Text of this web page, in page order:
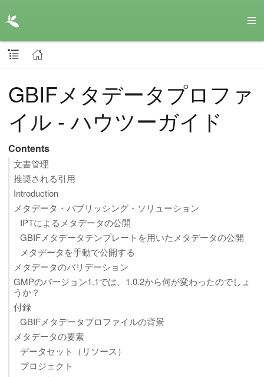
GBIFメタデータプロファ
イル - ハウツーガイド
Contents
文書管理
推奨される引用
Introduction
メタデータ・パブリッシング・ソリューション
IPTによるメタデータの公開
GBIFメタデータテンプレートを用いたメタデータの公開
メタデータを手動で公開する
メタデータのバリデーション
GMPのバージョン1.1では、1.0.2から何が変わったのでしょ
うか？
付録
GBIFメタデータプロファイルの背景
メタデータの要素
データセット（リソース）
プロジェクト